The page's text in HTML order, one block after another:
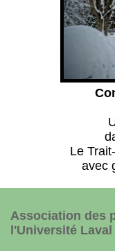
Le
avec
Association des
l'Université Laval